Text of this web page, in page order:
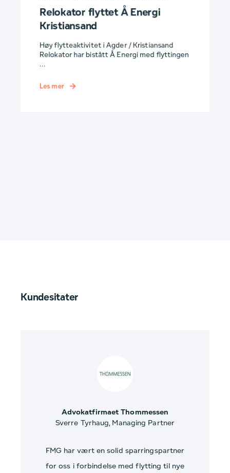
Relokator flyttet Å Energi
Kristiansand
Høy flytteaktivitet i Agder / Kristiansand
Relokator har bistått Å Energi med flyttingen
...
Les mer
Kundesitater
Advokatfirmaet Thommessen
Sverre Tyrhaug, Managing Partner
FMG har vært en solid sparringspartner
for oss i forbindelse med flytting til nye